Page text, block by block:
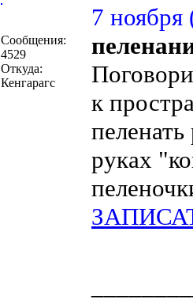
Сообщения:
4529
Откуда:
Кенгарагс
7 ноября
к
руках